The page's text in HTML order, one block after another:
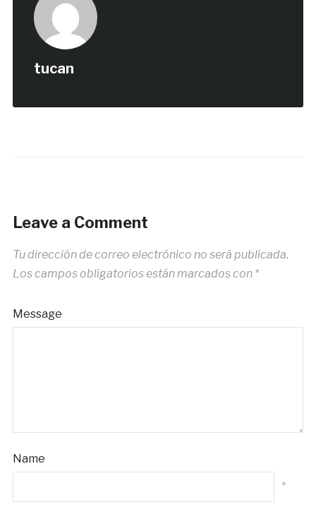
tucan
Leave a Comment
Tu dirección de correo electrónico no será publicada.
Los campos obligatorios están marcados con *
Message
Name
*